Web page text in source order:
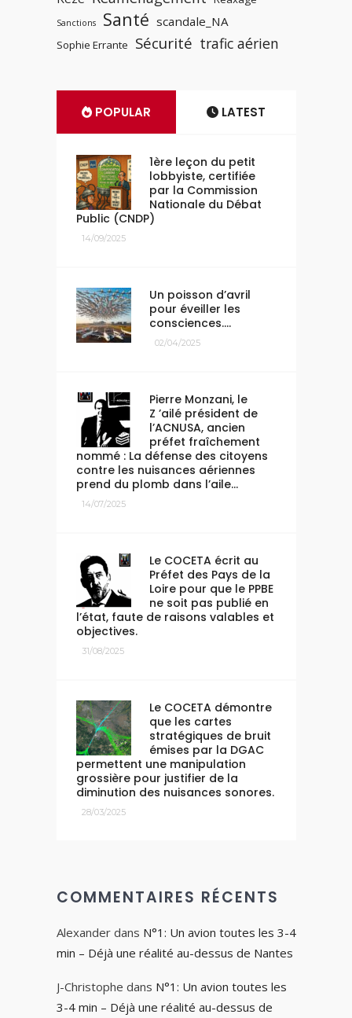
Sanctions Santé scandale_NA
Sophie Errante Sécurité trafic aérien
POPULAR LATEST
1ère leçon du petit
lobbyiste, certifiée
par la Commission
Nationale du Débat
Public (CNDP)
14/09/2025
Un poisson d’avril
pour éveiller les
consciences….
02/04/2025
Pierre Monzani, le
Z ’ailé président de
l’ACNUSA, ancien
préfet fraîchement
nommé : La défense des citoyens
contre les nuisances aériennes
prend du plomb dans l’aile…
14/07/2025
Le COCETA écrit au
Préfet des Pays de la
Loire pour que le PPBE
ne soit pas publié en
l’état, faute de raisons valables et
objectives.
31/08/2025
Le COCETA démontre
que les cartes
stratégiques de bruit
émises par la DGAC
permettent une manipulation
grossière pour justifier de la
diminution des nuisances sonores.
28/03/2025
COMMENTAIRES RÉCENTS
Alexanderdans N°1: Un avion toutes les 3-4
min – Déjà une réalité au-dessus de Nantes
J-Christophe dans N°1: Un avion toutes les
3-4 min – Déjà une réalité au-dessus de